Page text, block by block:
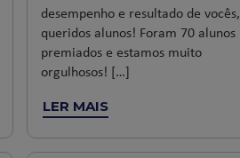
desempenho e resultado de vocês,
queridos alunos! Foram 70 alunos
premiados e estamos muito
orgulhosos! […]
LER MAIS